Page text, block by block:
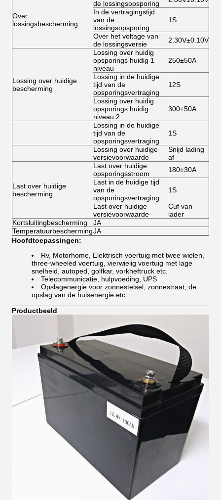
Over
lossingsbescherming
de lossingsopsporing
In de vertragingstijd
van de
lossingsopsporing
1S
Over het voltage van
de lossingsversie
2.30V±0.10V
Lossing over huidige
bescherming
Lossing over huidig
opsporings huidig 1
niveau
250±50A
Lossing in de huidige
tijd van de
opsporingsvertraging
12S
Lossing over huidig
opsporings huidig
niveau 2
300±50A
Lossing in de huidige
tijd van de
opsporingsvertraging
1S
Lossing over huidige
versievoorwaarde
Snijd lading
af
Last over huidige
bescherming
Last over huidige
opsporingsstroom
180±30A
Last in de huidige tijd
van de
opsporingsvertraging
1S
Last over huidige
versievoorwaarde
Cuf van
lader
Kortsluitingbescherming
JA
TemperatuurbeschermingJA
Hoofdtoepassingen:
Rv, Motorhome, Elektrisch voertuig met twee wielen,
three-wheeled voertuig, vierwielig voertuig met lage
snelheid, autoped, golfkar, vorkheftruck etc.
Telecommunicatie, hulpvoeding, UPS
Opslagenergie voor zonnestelsel, zonnestraat, de
opslag van de huisenergie etc.
Productbeeld